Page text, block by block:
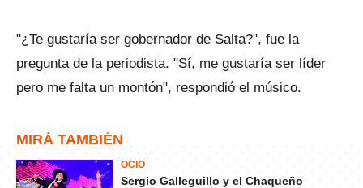
"¿Te gustaría ser gobernador de Salta?", fue la
pregunta de la periodista. "Sí, me gustaría ser líder
pero me falta un montón", respondió el músico.
MIRÁ TAMBIÉN
OCIO
Sergio Galleguillo y el Chaqueño